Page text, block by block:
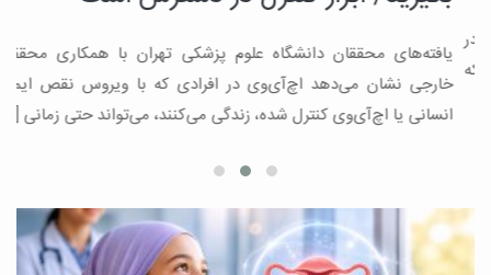
یافته‌های محققان دانشگاه علوم پزشکی تهران با همکاری محققان
خارجی نشان می‌دهد اچ‌آی‌وی در افرادی که با ویروس نقص ایمنی
انسانی یا اچ‌آی‌وی کنترل شده، زندگی می‌کنند، می‌تواند حتی زمانی […]